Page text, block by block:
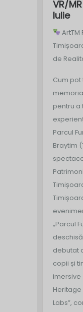
VR/
Iulie
de
Cum
pentru a
Parcul
Braytim
„Parcul
debutat
copii și
imersive
Heritage
Labs”,